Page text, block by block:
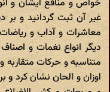
خواص و منافع ایشان و
غیر آن ثبت گردانید و
معاشرات و آداب و
دیگر انواع نغمات و
متناسبه و حرکات متقاربه
اوزان و الحان نشان کرد